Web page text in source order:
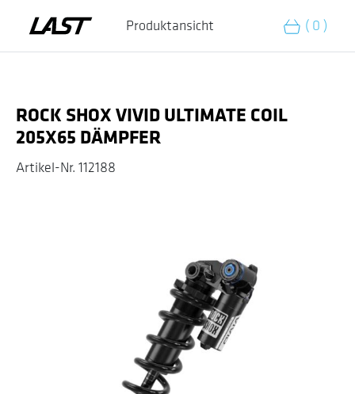
Produktansicht ( 0 )
Zum Warenkorb hinzufügen
ROCK SHOX VIVID ULTIMATE COIL
205X65 DÄMPFER
Artikel-Nr. 112188